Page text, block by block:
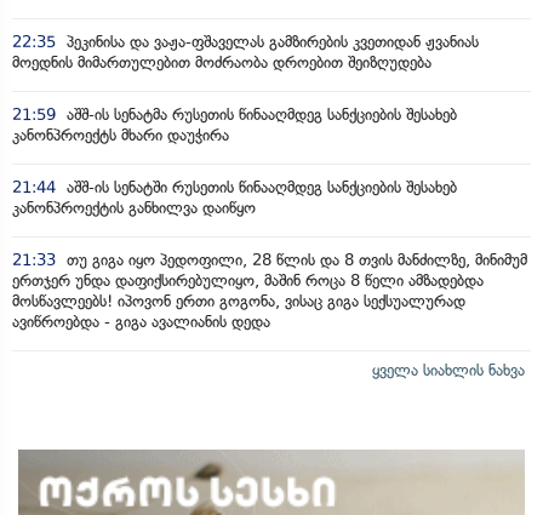
22:35 პეკინისა და ვაჟა-ფშაველას გამზირების კვეთიდან ჟვანიას
მოედნის მიმართულებით მოძრაობა დროებით შეიზღუდება
21:59 აშშ-ის სენატმა რუსეთის წინააღმდეგ სანქციების შესახებ
კანონპროექტს მხარი დაუჭირა
21:44 აშშ-ის სენატში რუსეთის წინააღმდეგ სანქციების შესახებ
კანონპროექტის განხილვა დაიწყო
21:33 თუ გიგა იყო პედოფილი, 28 წლის და 8 თვის მანძილზე, მინიმუმ
ერთჯერ უნდა დაფიქსირებულიყო, მაშინ როცა 8 წელი ამზადებდა
მოსწავლეებს! იპოვონ ერთი გოგონა, ვისაც გიგა სექსუალურად
ავიწროებდა - გიგა ავალიანის დედა
ყველა სიახლის ნახვა